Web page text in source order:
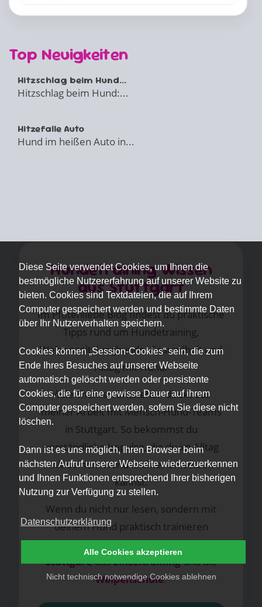
Diese Seite verwendet Cookies, um Ihnen die
bestmögliche Nutzererfahrung auf unserer Website zu
bieten. Cookies sind Textdateien, die auf Ihrem
Computer gespeichert werden und bestimmte Daten
über Ihr Nutzerverhalten speichern.
Cookies können „Session-Cookies“ sein, die zum
Ende Ihres Besuches auf unserer Webseite
automatisch gelöscht werden oder persistente
Cookies, die für eine gewisse Dauer auf ihrem
Computer gespeichert werden, sofern Sie diese nicht
löschen.
Dann ist es uns möglich, Ihren Browser beim
nächsten Aufruf unserer Webseite wiederzuerkennen
und Ihnen Funktionen entsprechend Ihrer bisherigen
Nutzung zur Verfügung zu stellen.
Datenschutzerklärung
Nicht technisch notwendige Cookies ablehnen
Alle Cookies akzeptieren
Top Neuigkeiten
Hitzschlag beim Hund...
Hitzschlag beim Hund:...
Hitzefalle Auto
Hund im heißen Auto in...
Hundetraining Wissen
aus Stuttgart
Im Pfotenliebe Blog findest du praktische
Tipps rund um Hundetraining,
Welpenzeit, Junghunde, Gesundheit und
Alltag mit Hund.
Viele Themen entstehen direkt aus
meiner Arbeit mit Mensch-Hund-Teams
in Stuttgart. So bekommst du
verständliche Impulse, die du im Alltag
mit deinem Hund leichter umsetzen
kannst.
Wenn du nicht nur lesen, sondern mit
deinem Hund praktisch trainieren
möchtest, findest du hier meineKurse in
Stuttgart, dasEinzeltrainingund die
Welpenschule.